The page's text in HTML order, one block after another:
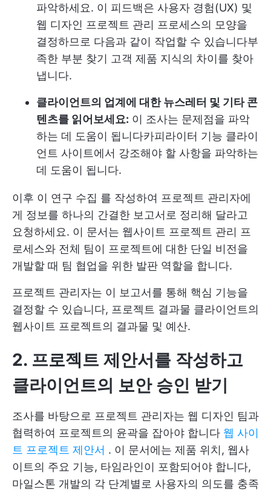
파악하세요. 이 피드백은 사용자 경험(UX) 및
웹 디자인 프로젝트 관리 프로세스의 모양을
결정하므로 다음과 같이 작업할 수 있습니다부
족한 부분 찾기 고객 제품 지식의 차이를 찾아
냅니다.
클라이언트의 업계에 대한 뉴스레터 및 기타 콘
텐츠를 읽어보세요: 이 조사는 문제점을 파악
하는 데 도움이 됩니다카피라이터 기능 클라이
언트 사이트에서 강조해야 할 사항을 파악하는
데 도움이 됩니다.
이후 이 연구 수집 를 작성하여 프로젝트 관리자에
게 정보를 하나의 간결한 보고서로 정리해 달라고
요청하세요. 이 문서는 웹사이트 프로젝트 관리 프
로세스와 전체 팀이 프로젝트에 대한 단일 비전을
개발할 때 팀 협업을 위한 발판 역할을 합니다.
프로젝트 관리자는 이 보고서를 통해 핵심 기능을
결정할 수 있습니다, 프로젝트 결과물 클라이언트의
웹사이트 프로젝트의 결과물 및 예산.
2. 프로젝트 제안서를 작성하고
클라이언트의 보안 승인 받기
조사를 바탕으로 프로젝트 관리자는 웹 디자인 팀과
협력하여 프로젝트의 윤곽을 잡아야 합니다 웹 사이
트 프로젝트 제안서 . 이 문서에는 제품 위치, 웹사
이트의 주요 기능, 타임라인이 포함되어야 합니다,
마일스톤 개발의 각 단계별로 사용자의 의도를 충족